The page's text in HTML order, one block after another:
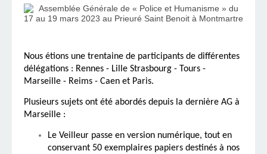
Nous étions une trentaine de participants de différentes
délégations : Rennes - Lille Strasbourg - Tours -
Marseille - Reims - Caen et Paris.
Plusieurs sujets ont été abordés depuis la dernière AG à
Marseille :
Le Veilleur passe en version numérique, tout en
conservant 50 exemplaires papiers destinés à nos